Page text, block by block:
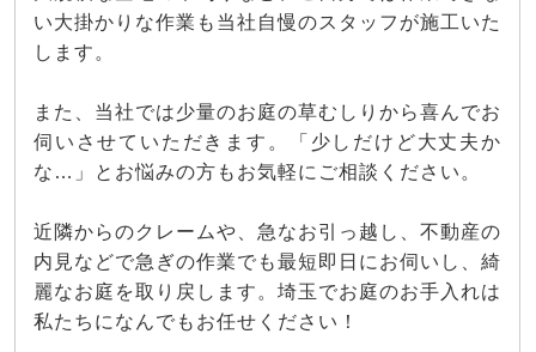
い大掛かりな作業も当社自慢のスタッフが施工いた
します。
また、当社では少量のお庭の草むしりから喜んでお
伺いさせていただきます。「少しだけど大丈夫か
な…」とお悩みの方もお気軽にご相談ください。
近隣からのクレームや、急なお引っ越し、不動産の
内見などで急ぎの作業でも最短即日にお伺いし、綺
麗なお庭を取り戻します。埼玉でお庭のお手入れは
私たちになんでもお任せください！